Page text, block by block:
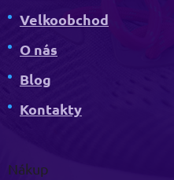
Velkoobchod
O nás
Blog
Kontakty
Nákup